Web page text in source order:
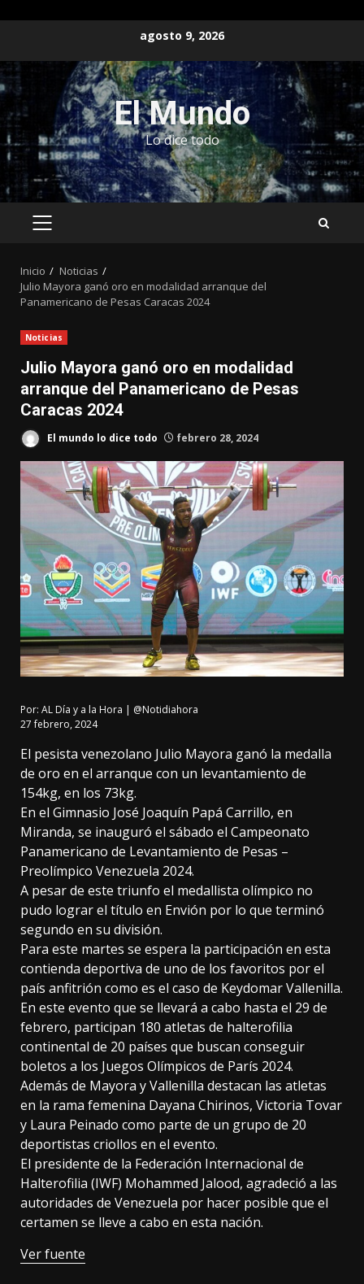
contenido
agosto 9, 2026
El Mundo
Lo dice todo
MENÚ
Inicio
Noticias
Julio Mayora ganó oro en modalidad arranque del
Panamericano de Pesas Caracas 2024
Noticias
Julio Mayora ganó oro en modalidad
arranque del Panamericano de Pesas
Caracas 2024
El mundo lo dice todo febrero 28, 2024
Por: AL Día y a la Hora | @Notidiahora
27 febrero, 2024
El pesista venezolano Julio Mayora ganó la medalla
de oro en el arranque con un levantamiento de
154kg, en los 73kg.
En el Gimnasio José Joaquín Papá Carrillo, en
Miranda, se inauguró el sábado el Campeonato
Panamericano de Levantamiento de Pesas –
Preolímpico Venezuela 2024.
A pesar de este triunfo el medallista olímpico no
pudo lograr el título en Envión por lo que terminó
segundo en su división.
Para este martes se espera la participación en esta
contienda deportiva de uno de los favoritos por el
país anfitrión como es el caso de Keydomar Vallenilla.
En este evento que se llevará a cabo hasta el 29 de
febrero, participan 180 atletas de halterofilia
continental de 20 países que buscan conseguir
boletos a los Juegos Olímpicos de París 2024.
Además de Mayora y Vallenilla destacan las atletas
en la rama femenina Dayana Chirinos, Victoria Tovar
y Laura Peinado como parte de un grupo de 20
deportistas criollos en el evento.
El presidente de la Federación Internacional de
Halterofilia (IWF) Mohammed Jalood, agradeció a las
autoridades de Venezuela por hacer posible que el
certamen se lleve a cabo en esta nación.
Ver fuente